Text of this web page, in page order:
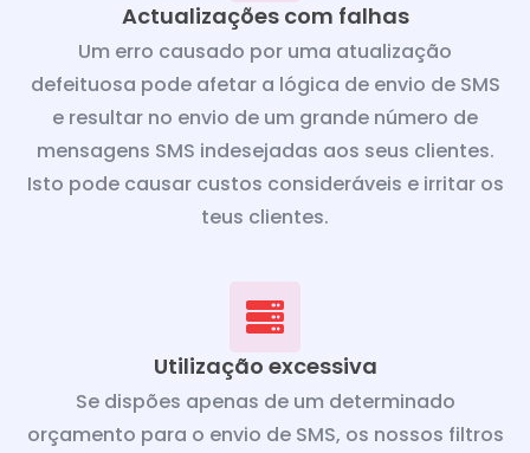
Actualizações com falhas
Um erro causado por uma atualização
defeituosa pode afetar a lógica de envio de SMS
e resultar no envio de um grande número de
mensagens SMS indesejadas aos seus clientes.
Isto pode causar custos consideráveis e irritar os
teus clientes.
Utilização excessiva
Se dispões apenas de um determinado
orçamento para o envio de SMS, os nossos filtros